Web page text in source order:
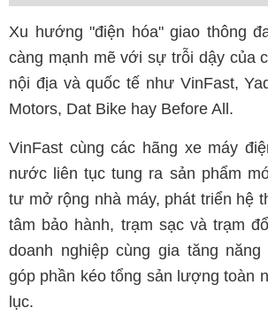
Xu hướng "điện hóa" giao thông
càng mạnh mẽ với sự trỗi dậy của
nội địa và quốc tế như VinFast,
Motors, Dat Bike hay Before All.
VinFast cùng các hãng xe máy
nước liên tục tung ra sản phẩm
tư mở rộng nhà máy, phát triển hệ
tâm bảo hành, trạm sạc và trạm
doanh nghiệp cùng gia tăng
góp phần kéo tổng sản lượng toàn
lục.